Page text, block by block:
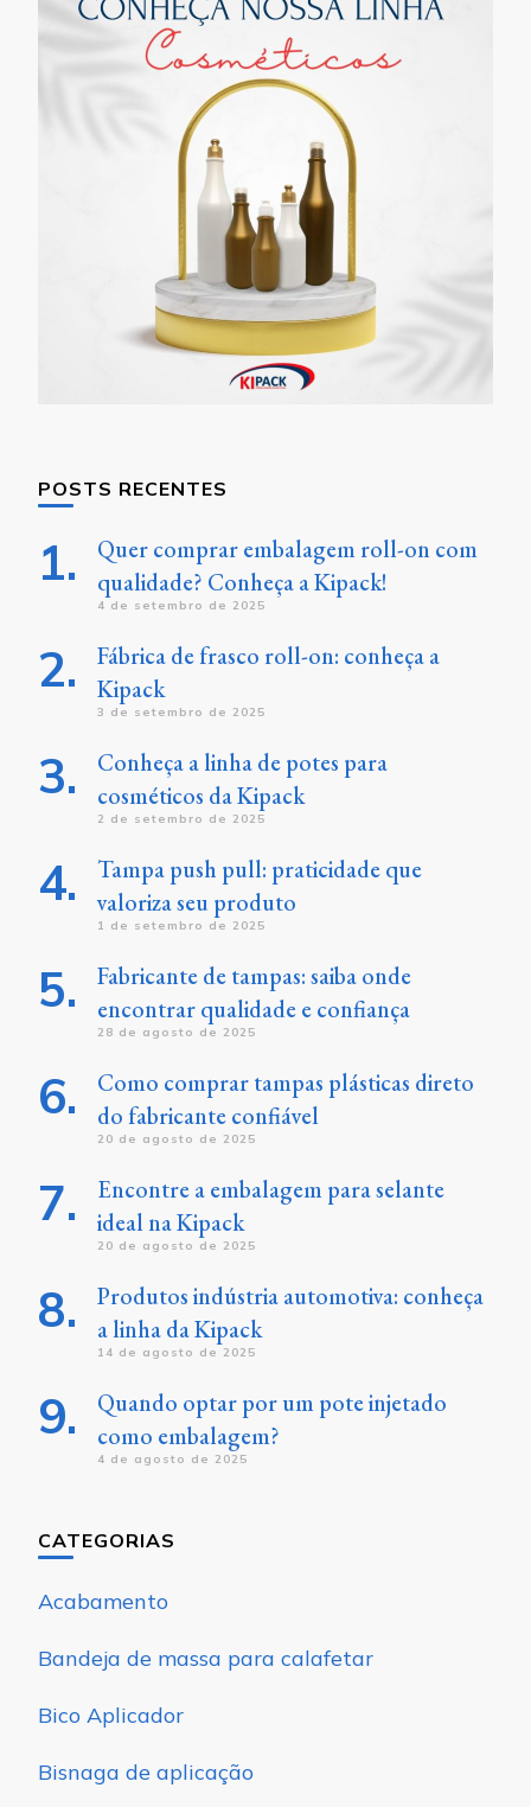
POSTS RECENTES
Quer comprar embalagem roll-on com
qualidade? Conheça a Kipack!
4 de setembro de 2025
Fábrica de frasco roll-on: conheça a
Kipack
3 de setembro de 2025
Conheça a linha de potes para
cosméticos da Kipack
2 de setembro de 2025
Tampa push pull: praticidade que
valoriza seu produto
1 de setembro de 2025
Fabricante de tampas: saiba onde
encontrar qualidade e confiança
28 de agosto de 2025
Como comprar tampas plásticas direto
do fabricante confiável
20 de agosto de 2025
Encontre a embalagem para selante
ideal na Kipack
20 de agosto de 2025
Produtos indústria automotiva: conheça
a linha da Kipack
14 de agosto de 2025
Quando optar por um pote injetado
como embalagem?
4 de agosto de 2025
CATEGORIAS
Acabamento
Bandeja de massa para calafetar
Bico Aplicador
Bisnaga de aplicação